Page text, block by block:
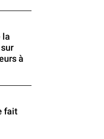
la
à
fait